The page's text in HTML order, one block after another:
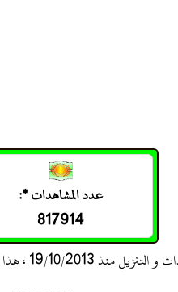
عدد المشاهدات *:
817914
العدد لمجموع المواد المتعلقة بموضوع المادة